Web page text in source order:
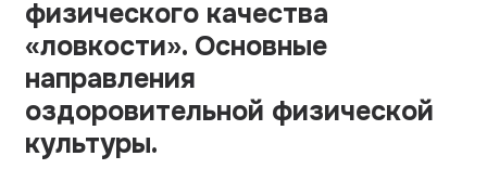
Наши гарантии
Порядок оплаты
Вопросы и ответы
Отзывы
физического качества
«ловкости». Основные
направления
оздоровительной физической
культуры.